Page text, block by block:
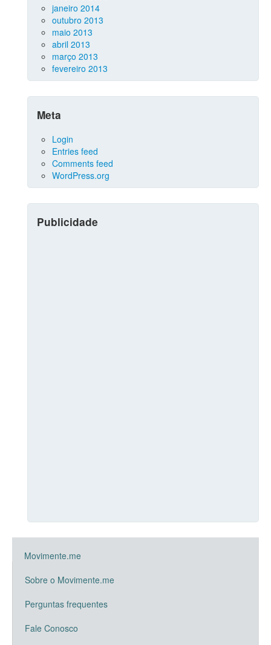
janeiro 2014
outubro 2013
maio 2013
abril 2013
março 2013
fevereiro 2013
Meta
Login
Entries feed
Comments feed
WordPress.org
Publicidade
Movimente.me
Sobre o Movimente.me
Perguntas frequentes
Fale Conosco